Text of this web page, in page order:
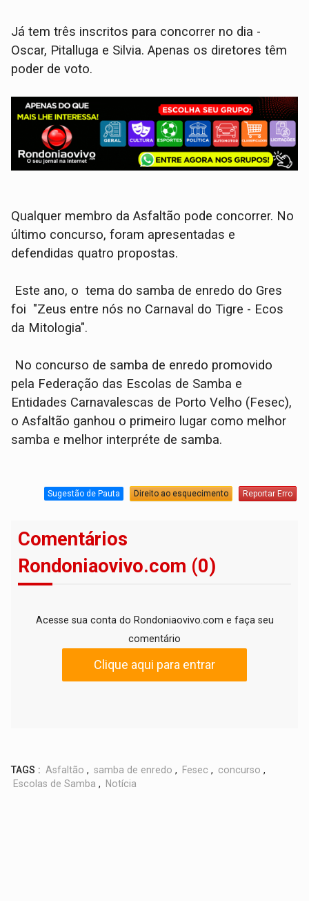
Já tem três inscritos para concorrer no dia -
Oscar, Pitalluga e Silvia. Apenas os diretores têm
poder de voto.
Qualquer membro da Asfaltão pode concorrer. No
último concurso, foram apresentadas e
defendidas quatro propostas.
Este ano, o tema do samba de enredo do Gres
foi "Zeus entre nós no Carnaval do Tigre - Ecos
da Mitologia".
No concurso de samba de enredo promovido
pela Federação das Escolas de Samba e
Entidades Carnavalescas de Porto Velho (Fesec),
o Asfaltão ganhou o primeiro lugar como melhor
samba e melhor interpréte de samba.
Sugestão de Pauta Direito ao esquecimento Reportar Erro
Comentários
Rondoniaovivo.com (0)
Acesse sua conta do Rondoniaovivo.com e faça seu
comentário
Clique aqui para entrar
TAGS : Asfaltão , samba de enredo , Fesec , concurso ,
Escolas de Samba , Notícia